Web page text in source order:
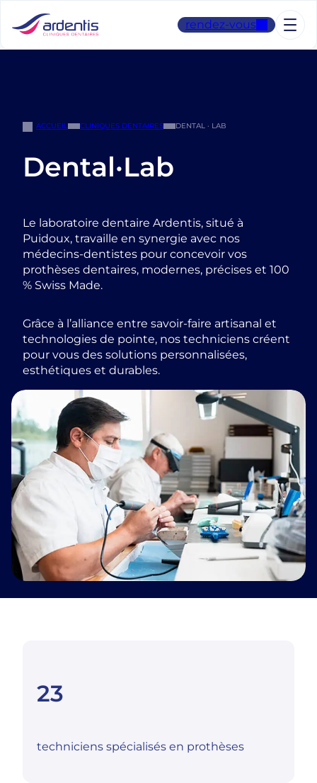
contenu
rendez-vous
ACCUEIL CLINIQUES DENTAIRES DENTAL · LAB
Dental·Lab
Le laboratoire dentaire Ardentis, situé à
Puidoux, travaille en synergie avec nos
médecins-dentistes pour concevoir vos
prothèses dentaires, modernes, précises et 100
% Swiss Made.
Grâce à l’alliance entre savoir-faire artisanal et
technologies de pointe, nos techniciens créent
pour vous des solutions personnalisées,
esthétiques et durables.
23
techniciens spécialisés en prothèses